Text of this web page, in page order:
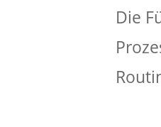
Die